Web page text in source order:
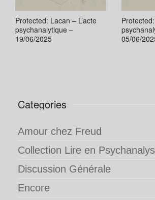
Protected: Lacan – L’acte
psychanalytique –
19/06/2025
05/06/
Categories
Amour chez Freud
Collection Lire en
Discussion Générale
Encore